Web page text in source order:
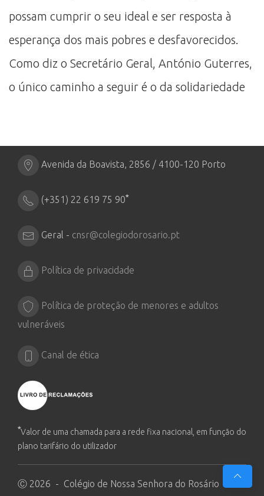
possam cumprir o seu ideal e ser resposta à
esperança dos mais pobres e desfavorecidos.
Como diz o Secretário Geral, António Guterres,
o único caminho a seguir é o da solidariedade
Avenida da Boavista, 2856 / 4100-120 Porto
(+351) 22 619 75 90*
Geral - cnsr@colegiodorosario.pt
Política de privacidade
Política de proteção de menores e adultos
vulneráveis
Canal de ética
*Valor de uma chamada para a rede fixa nacional, em função do
plano tarifário do utilizador
Ⓒ 2026 - Colégio de Nossa Senhora do Rosário